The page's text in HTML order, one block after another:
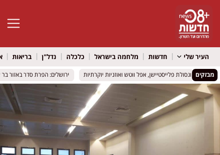
פתח
העיר שלי חדשות מלחמה בישראל כלכלה נדל"ן בריאות
מבזקיםקונסולת פלייסטיישן, אפל ווטש ואוזניות יוקרתיות
קונסולת פלייסטיישן, אפל ווטש ואוזניות יוקרתיות ירושלים: הפרת סדר באזור בר
ירושלים: הפרת סדר באזור בר